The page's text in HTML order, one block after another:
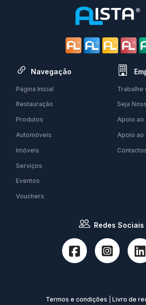
Navegação
Página Inicial
Restauração
Produtos
Automóveis
Imóveis
Serviços
Eventos
Vouchers
Trabalhe
Seja
Apoio ao
Apoio ao
Redes Sociais
Termos e condições
Livro de